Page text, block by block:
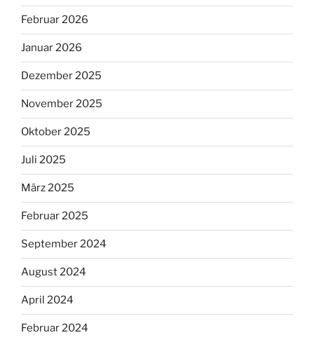
Februar 2026
Januar 2026
Dezember 2025
November 2025
Oktober 2025
Juli 2025
März 2025
Februar 2025
September 2024
August 2024
April 2024
Februar 2024